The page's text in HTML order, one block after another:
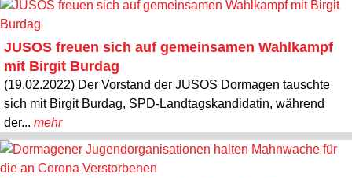
JUSOS freuen sich auf gemeinsamen Wahlkampf
mit Birgit Burdag
(19.02.2022) Der Vorstand der JUSOS Dormagen tauschte
sich mit Birgit Burdag, SPD-Landtagskandidatin, während
der... mehr